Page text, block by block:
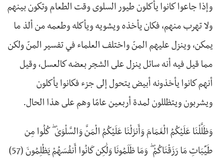
وإذا جاعوا كانوا يأكلون طيور السلوى وقت الطعام وتكون بينهم
ولا تهرب منهم، فكان يأخذه ويشويه ويأكله وطعمه من ألذ ما
يمكن، وينزل عليهم المنّ واختلف العلماء في تفسير المنّ ولكن
مما قيل فيه أنه سائل ينزل على الشجر بعضه كالعسل، وقيل
أنهم كانوا يأخذونه أبيض يتحول إلى جزء فكانوا يأكلون
ويشربون ويتظللون لمدة أربعين عامًا وهم على هذا الحال.
وَظَلَّلْنَا عَلَيْكُمُ الْغَمَامَ وَأَنزَلْنَا عَلَيْكُمُ الْمَنَّ وَالسَّلْوَىٰ ۖ كُلُوا مِن
طَيِّبَاتِ مَا رَزَقْنَاكُمْ ۖ وَمَا ظَلَمُونَا وَلَٰكِن كَانُوا أَنفُسَهُمْ يَظْلِمُونَ (57)